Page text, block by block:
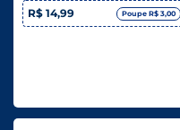
R$ 14,99 Poupe R$ 3,00